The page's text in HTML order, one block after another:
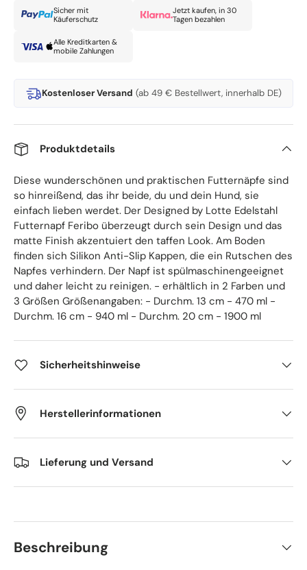
Sicher mit
Käuferschutz
Jetzt kaufen, in 30
Tagen bezahlen
Alle Kreditkarten &
mobile Zahlungen
Kostenloser Versand (ab 49 € Bestellwert, innerhalb DE)
Produktdetails
Diese wunderschönen und praktischen Futternäpfe sind
so hinreißend, das ihr beide, du und dein Hund, sie
einfach lieben werdet. Der Designed by Lotte Edelstahl
Futternapf Feribo überzeugt durch sein Design und das
matte Finish akzentuiert den taffen Look. Am Boden
finden sich Silikon Anti-Slip Kappen, die ein Rutschen des
Napfes verhindern. Der Napf ist spülmaschinengeeignet
und daher leicht zu reinigen. - erhältlich in 2 Farben und
3 Größen Größenangaben: - Durchm. 13 cm - 470 ml -
Durchm. 16 cm - 940 ml - Durchm. 20 cm - 1900 ml
Sicherheitshinweise
Herstellerinformationen
Lieferung und Versand
Beschreibung